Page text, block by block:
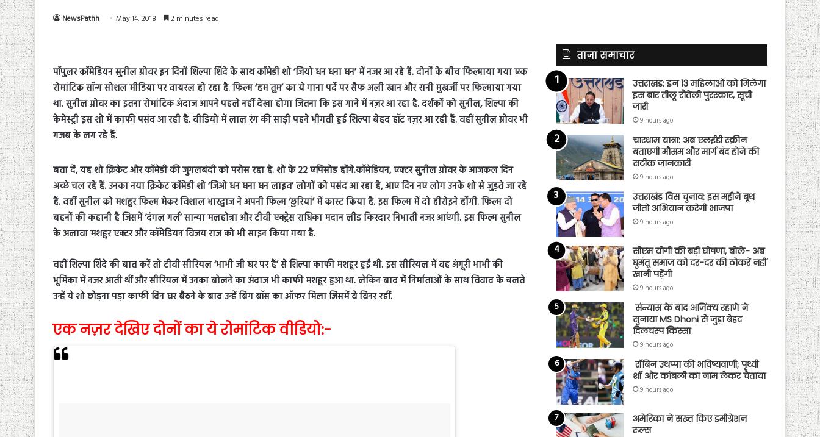
NewsPathh May 14, 2018 2 minutes read
पॉपुलर कॉमेडियन सुनील ग्रोवर इन दिनों शिल्पा शिंदे के साथ कॉमेडी शो ‘जियो धन धना धन’ में नजर आ रहे हैं. दोनों के बीच फिल्माया गया एक
रोमांटिक सॉन्ग सोशल मीडिया पर वायरल हो रहा है. फिल्म ‘हम तुम’ का ये गाना पर्दे पर सैफ अली खान और रानी मुखर्जी पर फिल्माया गया
था. सुनील ग्रोवर का इतना रोमांटिक अंदाज आपने पहले नहीं देखा होगा जितना कि इस गाने में नज़र आ रहा है. दर्शकों को सुनील, शिल्पा की
केमेस्ट्री इस शो में काफी पसंद आ रही है. वीडियो में लाल रंग की साड़ी पहने भीगती हुई शिल्पा बेहद हॉट नज़र आ रही हैं. वहीं सुनील ग्रोवर भी
गजब के लग रहे हैं.
बता दें, यह शो क्रिकेट और कॉमेडी की जुगलबंदी को परोस रहा है. शो के 22 एपिसोड होंगे.कॉमेडियन, एक्टर सुनील ग्रोवर के आजकल दिन
अच्छे चल रहे हैं. उनका नया क्रिकेट कॉमेडी शो ‘जिओ धन धना धन लाइव’ लोगों को पसंद आ रहा है, आए दिन नए लोग उनके शो से जुड़ते जा रहे
हैं. वहीं सुनील को मशहूर फिल्म मेकर विशाल भारद्वाज ने अपनी फिल्म ‘छुरियां’ में कास्ट किया है. इस फिल्म में दो हीरोइने होंगी. फिल्म दो
बहनों की कहानी है जिसमें ‘दंगल गर्ल’ सान्या मलहोत्रा और टीवी एक्ट्रेस राधिका मदान लीड किरदार निभाती नजर आएंगी. इस फिल्म सुनील
के अलावा मशहूर एक्टर और कॉमेडियन विजय राज को भी साइन किया गया है.
वहीं शिल्पा शिंदे की बात करें तो टीवी सीरियल ‘भाभी जी घर पर हैं’ से शिल्पा काफी मशहूर हुईं थी. इस सीरियल में वह अंगूरी भाभी की
भूमिका में नजर आती थीं और सीरियल में उनका बोलने का अंदाज भी काफी मशहूर हुआ था. लेकिन बाद में निर्माताओं के साथ विवाद के चलते
उन्हें ये शो छोड़ना पड़ा काफी दिन घर बैठने के बाद उन्हें बिग बॉस का ऑफर मिला जिसमें वे विनर रहीं.
एक नज़र देखिए दोनों का ये रोमांटिक वीडियो:-
ताज़ा समाचार
उत्तराखंड: इन 13 महिलाओं को मिलेगा
इस बार तीलू रौतेली पुरस्कार, सूची
जारी
9 hours ago
चारधाम यात्रा: अब एलईडी स्क्रीन
बताएगी मौसम और मार्ग बंद होने की
सटीक जानकारी
9 hours ago
उत्तराखंड विस चुनाव: इस महीने बूथ
जीतो अभियान करेगी भाजपा
9 hours ago
सीएम योगी की बड़ी घोषणा, बोले- अब
घुमंतू समाज को दर-दर की ठोकरें नहीं
खानी पड़ेंगी
9 hours ago
संन्यास के बाद अजिंक्‍य रहाणे ने
सुनाया MS Dhoni से जुड़ा बेहद
दिलचस्प किस्सा
9 hours ago
रॉबिन उथप्पा की भविष्यवाणी; पृथ्वी
शॉ और कांबली का नाम लेकर चेताया
9 hours ago
अमेरिका ने सख्त किए इमीग्रेशन
रूल्स